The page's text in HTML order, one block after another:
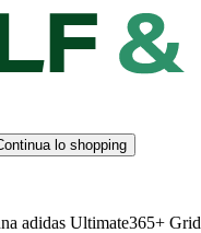
lo shopping
adidas Ultimate365+ Grid